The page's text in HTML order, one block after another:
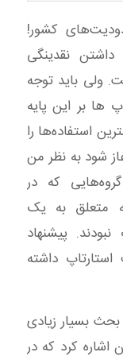
کشور!
نقدینگی
ولی باید توجه
ها بر این پایه
استفاده‌ها را
شود به نظر من
که در
متعلق به یک
پیشنهاد
داشته
بسیار زیادی
اشاره کرد که در